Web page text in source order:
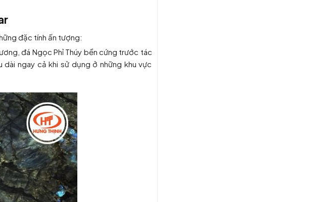
đặc tính ấn tượng:
đá Ngọc Phỉ Thúy bền cứng trước tác
ngay cả khi sử dụng ở những khu vực